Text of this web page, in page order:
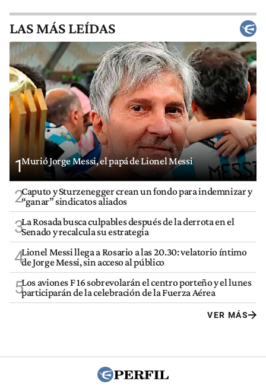
LAS MÁS LEÍDAS
1Murió Jorge Messi, el papá de Lionel Messi
2Caputo y Sturzenegger crean un fondo para indemnizar y
“ganar” sindicatos aliados
3La Rosada busca culpables después de la derrota en el
Senado y recalcula su estrategia
4Lionel Messi llega a Rosario a las 20.30: velatorio íntimo
de Jorge Messi, sin acceso al público
5Los aviones F 16 sobrevolarán el centro porteño y el lunes
participarán de la celebración de la Fuerza Aérea
VER MÁS